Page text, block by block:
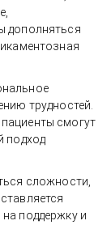
дополняться
трудностей.
смогут
подход
сложности,
поддержку и